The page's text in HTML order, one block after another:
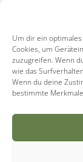
Um dir ein
Cookies, um
zuzugreifen. Wenn
wie das
Wenn du deine
bestimmte
11:00 –
15:00 –